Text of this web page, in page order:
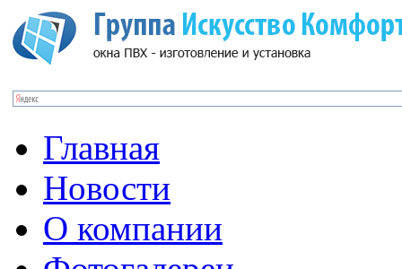
Главная
Новости
О компании